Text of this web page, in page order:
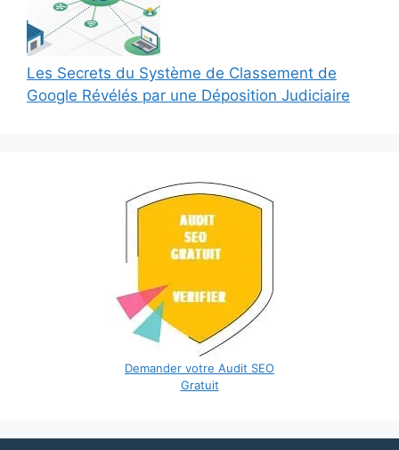
Les Secrets du Système de Classement de
Google Révélés par une Déposition Judiciaire
Demander votre Audit SEO
Gratuit